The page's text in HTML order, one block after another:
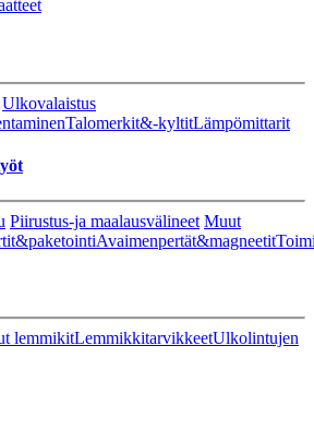
Ulkovalaistus
Talomerkit&-kyltitLämpömittarit
Piirustus-ja maalausvälineet Muut
Avaimenpertät&magneetit
lemmikitLemmikkitarvikkeetUlkolintujen